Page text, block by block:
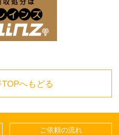
へもどる
ご依頼の流れ